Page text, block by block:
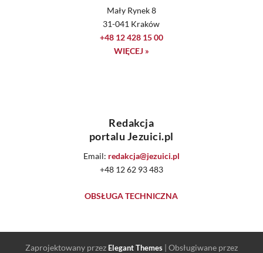
Mały Rynek 8
31-041 Kraków
+48 12 428 15 00
WIĘCEJ »
Redakcja
portalu Jezuici.pl
Email: redakcja@jezuici.pl
+48 12 62 93 483
OBSŁUGA TECHNICZNA
Zaprojektowany przez Elegant Themes | Obsługiwane przez